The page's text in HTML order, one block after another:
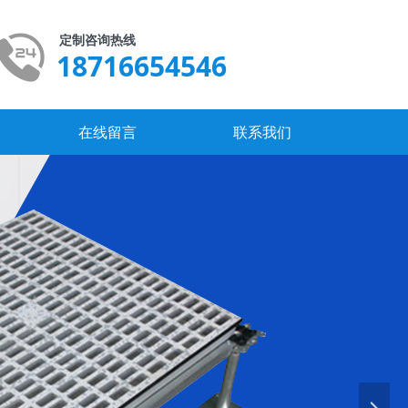
18716654546
定制咨询热线
在线留言 联系我们